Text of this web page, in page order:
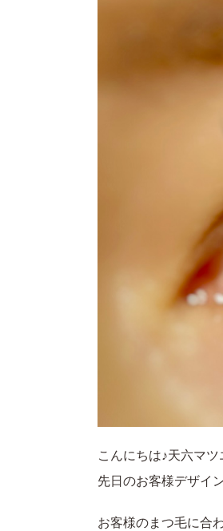
こんにちは♪天六マツ
先日のお客様デザイ
お客様のまつ毛に